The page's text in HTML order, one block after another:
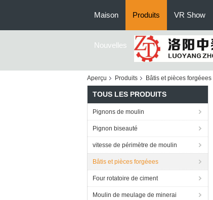
Maison Produits VR Show
Nouvelles
Aperçu Produits Bâtis et pièces forgéees
TOUS LES PRODUITS
Pignons de moulin
Pignon biseauté
vitesse de périmètre de moulin
Bâtis et pièces forgéees
Four rotatoire de ciment
Moulin de meulage de minerai